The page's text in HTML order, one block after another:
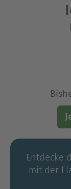
Entdecke
mit der